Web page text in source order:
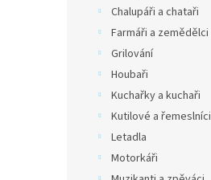
Chalupáři a chataři
Farmáři a zemědělci
Grilování
Houbaři
Kuchařky a kuchaři
Kutilové a řemeslníci
Letadla
Motorkáři